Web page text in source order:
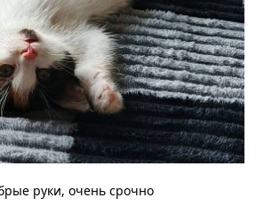
руки, очень срочно